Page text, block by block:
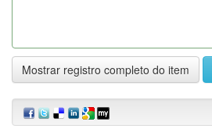
Mostrar registro completo do item